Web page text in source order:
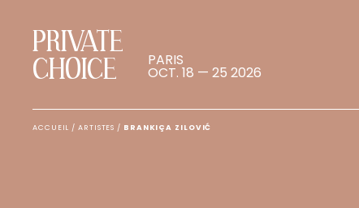
PRIVATE
CHOICE
PARIS
OCT. 18 — 25 2026
ACCUEIL /ARTISTES / BRANKIÇA ZILOVIĆ